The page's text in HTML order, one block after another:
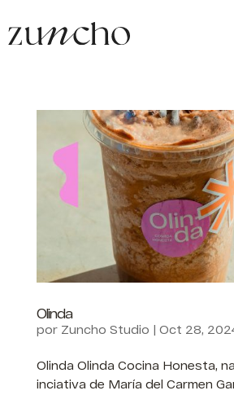
Olinda
por Zuncho Studio | Oct 28,
Olinda Olinda Cocina Honesta,
inciativa de María del Carmen